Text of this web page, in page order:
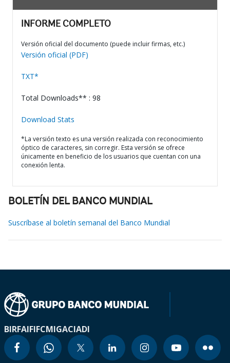
INFORME COMPLETO
Versión oficial del documento (puede incluir firmas, etc.)
Versión oficial (PDF)
TXT*
Total Downloads** : 98
Download Stats
*La versión texto es una versión realizada con reconocimiento
óptico de caracteres, sin corregir. Esta versión se ofrece
únicamente en beneficio de los usuarios que cuentan con una
conexión lenta.
BOLETÍN DEL BANCO MUNDIAL
Suscríbase al boletín semanal del Banco Mundial
BIRFAIFIFCMIGACIADI